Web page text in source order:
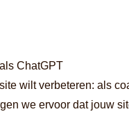
ChatGPT
wilt verbeteren: als
we ervoor dat jouw